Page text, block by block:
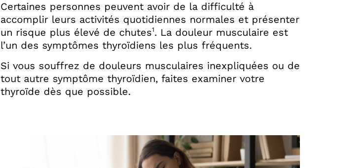
Certaines personnes peuvent avoir de la difficulté à
accomplir leurs activités quotidiennes normales et présenter
un risque plus élevé de chutes1. La douleur musculaire est
l’un des symptômes thyroïdiens les plus fréquents.
Si vous souffrez de douleurs musculaires inexpliquées ou de
tout autre symptôme thyroïdien, faites examiner votre
thyroïde dès que possible.